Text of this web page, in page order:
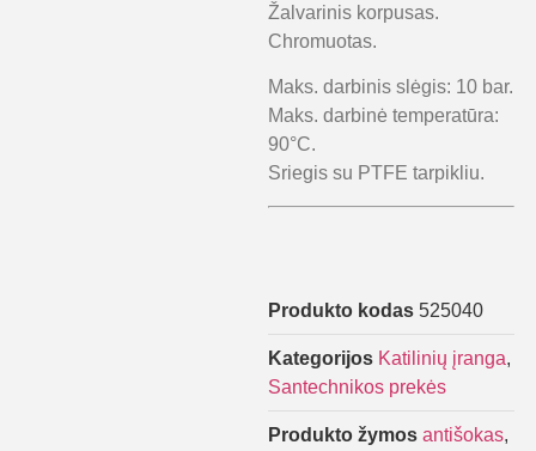
Žalvarinis korpusas.
Chromuotas.
Maks. darbinis slėgis: 10 bar.
Maks. darbinė temperatūra:
90°C.
Sriegis su PTFE tarpikliu.
Produkto kodas 525040
Kategorijos Katilinių įranga,
Santechnikos prekės
Produkto žymos antišokas,